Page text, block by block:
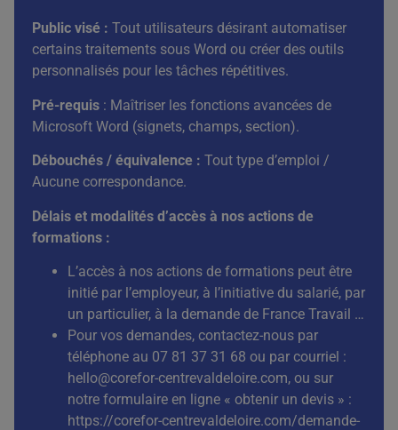
Public visé : Tout utilisateurs désirant automatiser
certains traitements sous Word ou créer des outils
personnalisés pour les tâches répétitives.
Pré-requis : Maîtriser les fonctions avancées de
Microsoft Word (signets, champs, section).
Débouchés / équivalence : Tout type d’emploi /
Aucune correspondance.
Délais et modalités d’accès à nos actions de
formations :
L’accès à nos actions de formations peut être
initié par l’employeur, à l’initiative du salarié, par
un particulier, à la demande de France Travail …
Pour vos demandes, contactez-nous par
téléphone au 07 81 37 31 68 ou par courriel :
hello@corefor-centrevaldeloire.com, ou sur
notre formulaire en ligne « obtenir un devis » :
https://corefor-centrevaldeloire.com/demande-